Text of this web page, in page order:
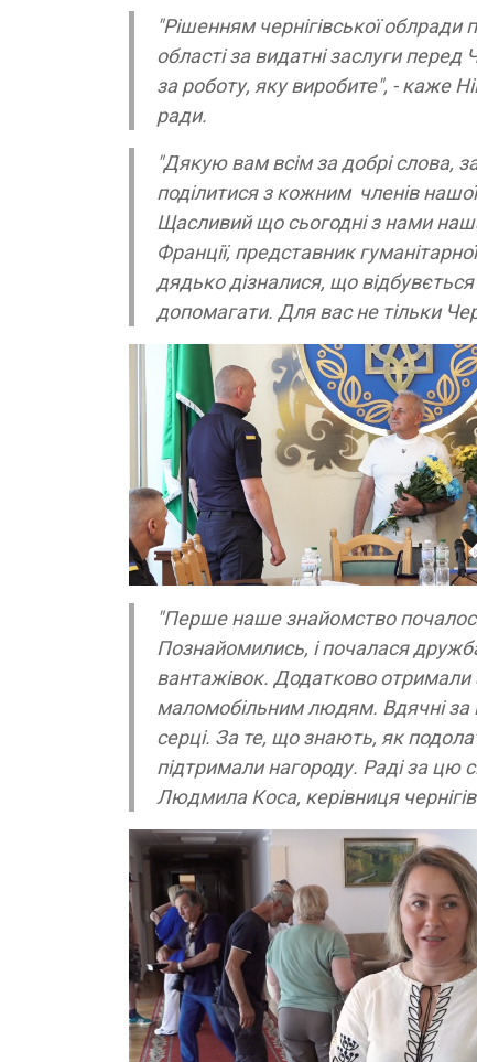
"Рішенням чернігівської
області за видатні заслуги перед
за роботу, яку виробите", - каже
ради.
"Дякую вам всім за добрі слова,
поділитися з кожним членів
Щасливий що сьогодні з нами
Франції, представник
дядько дізналися, що
допомагати. Для вас не тільки
"Перше наше знайомство
Познайомились, і почалася
вантажівок. Додатково отримали
маломобільним людям. Вдячні
серці. За те, що знають, як
підтримали нагороду. Раді за цю
Людмила Коса, керівниця